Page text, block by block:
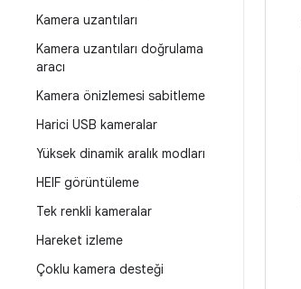
Kamera uzantıları
Kamera uzantıları doğrulama
aracı
Kamera önizlemesi sabitleme
Harici USB kameralar
Yüksek dinamik aralık modları
HEIF görüntüleme
Tek renkli kameralar
Hareket izleme
Çoklu kamera desteği